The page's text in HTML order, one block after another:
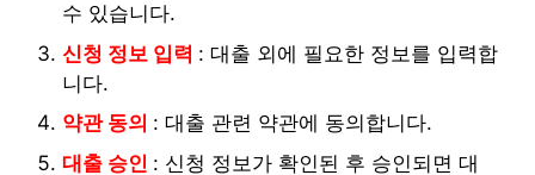
수 있습니다.
신청 정보 입력 : 대출 외에 필요한 정보를 입력합
니다.
약관 동의 : 대출 관련 약관에 동의합니다.
대출 승인 : 신청 정보가 확인된 후 승인되면 대